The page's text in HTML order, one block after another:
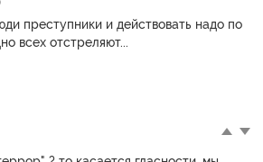
преступники и действовать надо по
всех отстреляют...